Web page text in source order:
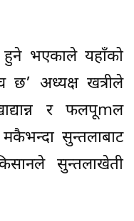
हुने भएकाले यहाँको
छ’ अध्यक्ष खत्रीले
र फलपूmल
सुन्तलाबाट
सुन्तलाखेती